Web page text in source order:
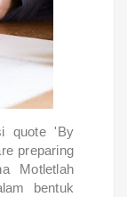
quote 'By
preparing
Motletlah
bentuk